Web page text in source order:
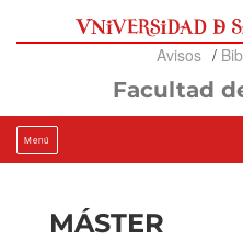
Avisos
Facultad
Menú
MÁSTER